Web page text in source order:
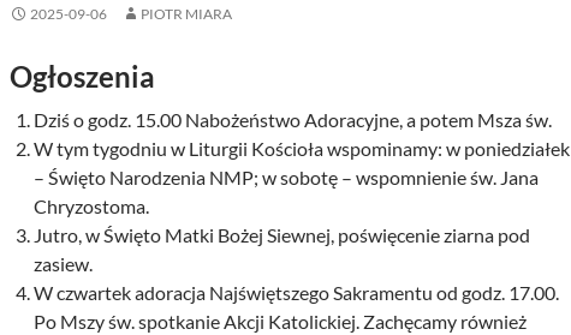
2025-09-06 PIOTR MIARA
Ogłoszenia
Dziś o godz. 15.00 Nabożeństwo Adoracyjne, a potem Msza św.
W tym tygodniu w Liturgii Kościoła wspominamy: w poniedziałek
– Święto Narodzenia NMP; w sobotę – wspomnienie św. Jana
Chryzostoma.
Jutro, w Święto Matki Bożej Siewnej, poświęcenie ziarna pod
zasiew.
W czwartek adoracja Najświętszego Sakramentu od godz. 17.00.
Po Mszy św. spotkanie Akcji Katolickiej. Zachęcamy również